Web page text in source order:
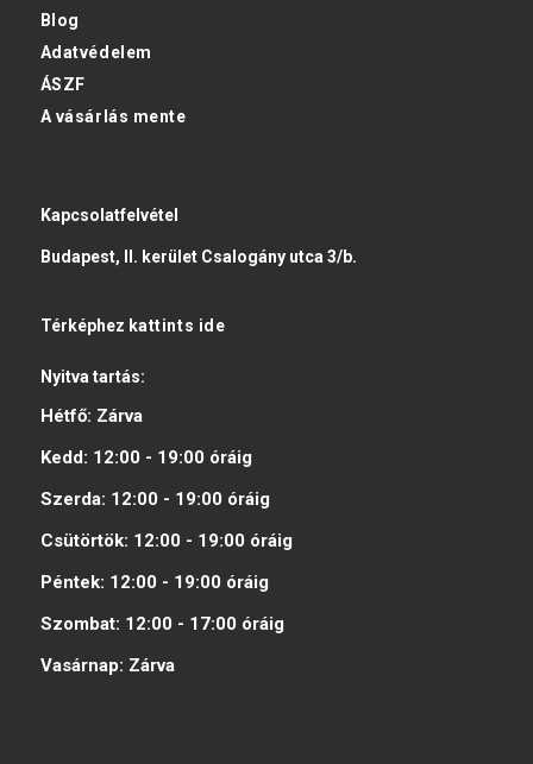
Blog
Adatvédelem
ÁSZF
A vásárlás mente
Kapcsolatfelvétel
Budapest, II. kerület Csalogány utca 3/b.
Térképhez kattints ide
Nyitva tartás:
Hétfő: Zárva
Kedd: 12:00 - 19:00 óráig
Szerda: 12:00 - 19:00 óráig
Csütörtök: 12:00 - 19:00 óráig
Péntek: 12:00 - 19:00 óráig
Szombat: 12:00 - 17:00 óráig
Vasárnap: Zárva